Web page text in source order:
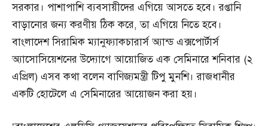
সরকার। পাশাপাশি ব্যবসায়ীদের এগিয়ে আসতে হবে। রপ্তানি
বাড়ানোর জন্য করণীয় ঠিক করে, তা এগিয়ে নিতে হবে।
বাংলাদেশ সিরামিক ম্যানুফ্যাকচারার্স অ্যান্ড এক্সপোর্টার্স
অ্যাসোসিয়েশনের উদ্যোগে আয়োজিত এক সেমিনারে শনিবার (২
এপ্রিল) এসব কথা বলেন বাণিজ্যমন্ত্রী টিপু মুনশি। রাজধানীর
একটি হোটেলে এ সেমিনারের আয়োজন করা হয়।